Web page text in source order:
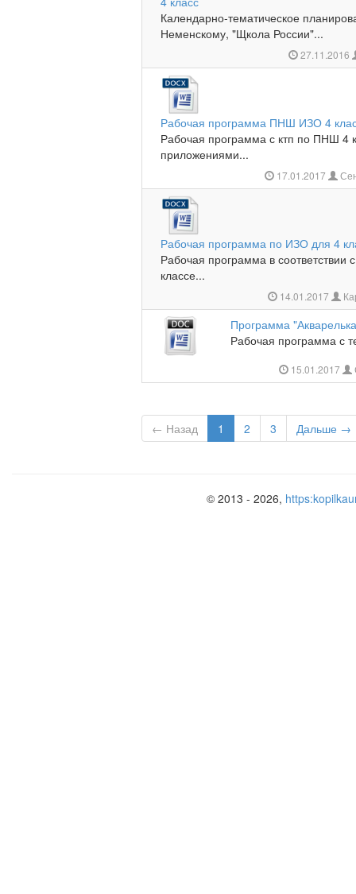
Календарно-тематическое
Неменскому, "Щкола России"...
27.11.2016
Рабочая программа ПНШ ИЗО 4
Рабочая программа с ктп по ПНШ 4
приложениями...
17.01.2017
Рабочая программа по ИЗО для 4
Рабочая программа в
классе...
14.01.2017
Программа
Рабочая программа с
15.01.2017
← Назад 1 2 3 Дальше →
© 2013 - 2026,